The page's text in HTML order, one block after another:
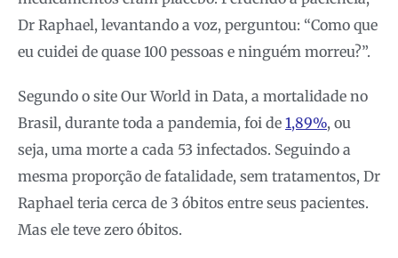
Dr Raphael, levantando a voz, perguntou: “Como que
eu cuidei de quase 100 pessoas e ninguém morreu?”.
Segundo o site Our World in Data, a mortalidade no
Brasil, durante toda a pandemia, foi de 1,89%, ou
seja, uma morte a cada 53 infectados. Seguindo a
mesma proporção de fatalidade, sem tratamentos, Dr
Raphael teria cerca de 3 óbitos entre seus pacientes.
Mas ele teve zero óbitos.